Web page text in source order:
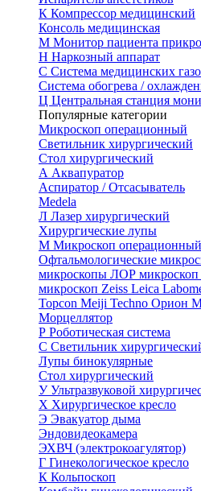
К Компрессор медицинский
Консоль медицинская
М Монитор пациента
Н Наркозный аппарат
С Система медицинских
Система обогрева /
Ц Центральная станция
Популярные категории
Микроскоп операционный
Светильник хирургический
Стол хирургический
А Аквапуратор
Аспиратор / Отсасыватель
Medela
Л Лазер хирургический
Хирургические лупы
М Микроскоп операционный
Офтальмологические
микроскопы ЛОР микроскоп
микроскоп Zeiss Leica
Topcon Meiji Techno Орион
Морцеллятор
Р Роботическая система
С Светильник
Лупы бинокулярные
Стол хирургический
УУльтразвуковой
Х Хирургическое кресло
Э Эвакуатор дыма
Эндовидеокамера
ЭХВЧ (электрокоагулятор)
Г Гинекологическое кресло
К Кольпоскоп